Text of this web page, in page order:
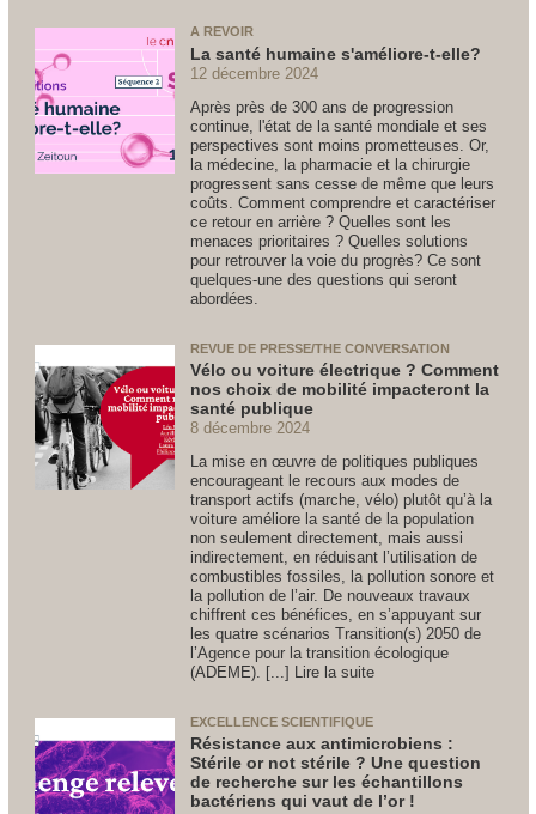
A REVOIR
La santé humaine s'améliore-t-elle?
12 décembre 2024
Après près de 300 ans de progression
continue, l'état de la santé mondiale et ses
perspectives sont moins prometteuses. Or,
la médecine, la pharmacie et la chirurgie
progressent sans cesse de même que leurs
coûts. Comment comprendre et caractériser
ce retour en arrière ? Quelles sont les
menaces prioritaires ? Quelles solutions
pour retrouver la voie du progrès? Ce sont
quelques-une des questions qui seront
abordées.
REVUE DE PRESSE/THE CONVERSATION
Vélo ou voiture électrique ? Comment
nos choix de mobilité impacteront la
santé publique
8 décembre 2024
La mise en œuvre de politiques publiques
encourageant le recours aux modes de
transport actifs (marche, vélo) plutôt qu’à la
voiture améliore la santé de la population
non seulement directement, mais aussi
indirectement, en réduisant l’utilisation de
combustibles fossiles, la pollution sonore et
la pollution de l’air. De nouveaux travaux
chiffrent ces bénéfices, en s’appuyant sur
les quatre scénarios Transition(s) 2050 de
l’Agence pour la transition écologique
(ADEME). [...] Lire la suite
EXCELLENCE SCIENTIFIQUE
Résistance aux antimicrobiens :
Stérile or not stérile ? Une question
de recherche sur les échantillons
bactériens qui vaut de l’or !